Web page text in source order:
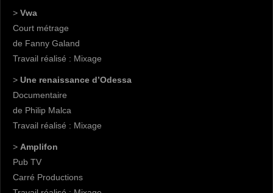
> Vwa
Court métrage
de Fanny Galand
Travail réalisé : Mixage
> Une renaissance d’Odessa
Documentaire
de Philip Malca
Travail réalisé : Mixage
> Amplifon
Pub TV
Carré Productions